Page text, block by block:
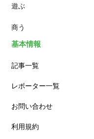
カフェ
遊ぶ
商う
基本情報
記事一覧
レポーター一覧
お問い合わせ
利用規約